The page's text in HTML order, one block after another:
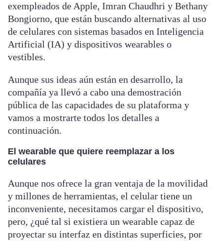
exempleados de Apple, Imran Chaudhri y Bethany
Bongiorno, que están buscando alternativas al uso
de celulares con sistemas basados en Inteligencia
Artificial (IA) y dispositivos wearables o
vestibles.
Aunque sus ideas aún están en desarrollo, la
compañía ya llevó a cabo una demostración
pública de las capacidades de su plataforma y
vamos a mostrarte todos los detalles a
continuación.
El wearable que quiere reemplazar a los
celulares
Aunque nos ofrece la gran ventaja de la movilidad
y millones de herramientas, el celular tiene un
inconveniente, necesitamos cargar el dispositivo,
pero, ¿qué tal si existiera un wearable capaz de
proyectar su interfaz en distintas superficies, por